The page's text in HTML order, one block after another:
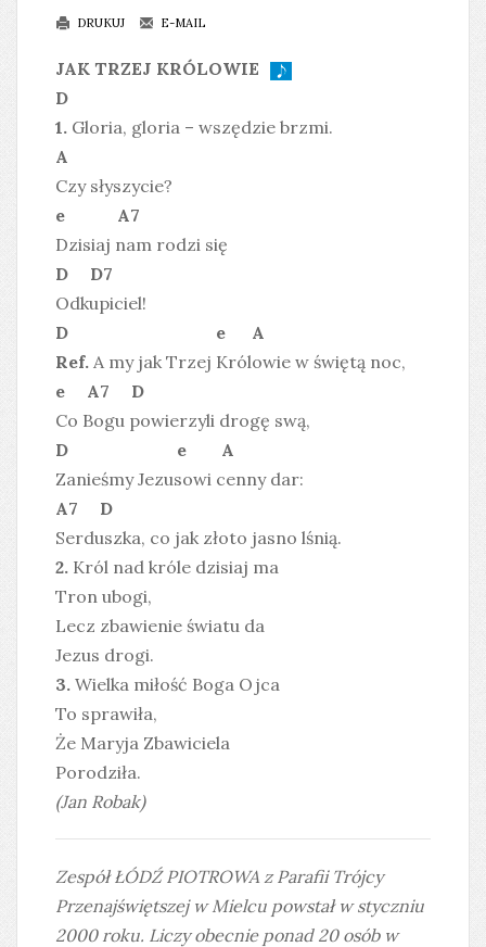
DRUKUJ E-MAIL
JAK TRZEJ KRÓLOWIE
D
1. Gloria, gloria – wszędzie brzmi.
A
Czy słyszycie?
e A7
Dzisiaj nam rodzi się
D D7
Odkupiciel!
D e A
Ref. A my jak Trzej Królowie w świętą noc,
e A7 D
Co Bogu powierzyli drogę swą,
D e A
Zanieśmy Jezusowi cenny dar:
A7 D
Serduszka, co jak złoto jasno lśnią.
2. Król nad króle dzisiaj ma
Tron ubogi,
Lecz zbawienie światu da
Jezus drogi.
3. Wielka miłość Boga Ojca
To sprawiła,
Że Maryja Zbawiciela
Porodziła.
(Jan Robak)
Zespół ŁÓDŹ PIOTROWA z Parafii Trójcy
Przenajświętszej w Mielcu powstał w styczniu
2000 roku. Liczy obecnie ponad 20 osób w